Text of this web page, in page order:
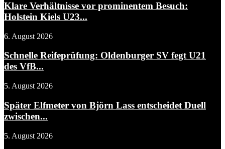
Klare Verhältnisse vor prominentem Besuch:
Holstein Kiels U23...
6. August 2026
Schnelle Reifeprüfung: Oldenburger SV fegt U21
des VfB...
5. August 2026
Später Elfmeter von Björn Lass entscheidet Duell
zwischen...
5. August 2026